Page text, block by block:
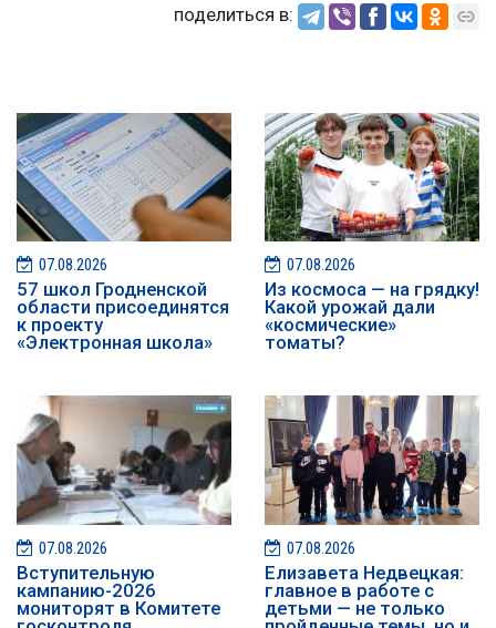
поделиться в:
07.08.2026
57 школ Гродненской
области присоединятся
к проекту
«Электронная школа»
07.08.2026
Из космоса — на грядку!
Какой урожай дали
«космические»
томаты?
07.08.2026
️️Вступительную
кампанию-2026
мониторят в Комитете
07.08.2026
Елизавета Недвецкая:
главное в работе с
детьми — не только